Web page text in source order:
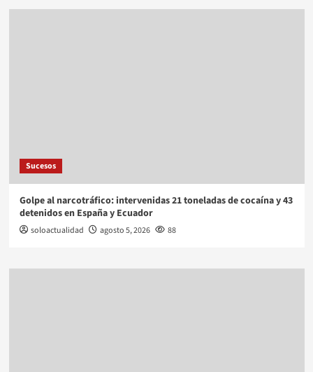
Sucesos
Golpe al narcotráfico: intervenidas 21 toneladas de cocaína y 43
detenidos en España y Ecuador
soloactualidad agosto 5, 2026 88